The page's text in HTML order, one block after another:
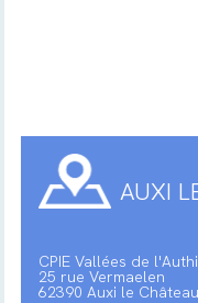
AUXI
CPIE Vallées de
25 rue Vermaelen
62390 Auxi le Château